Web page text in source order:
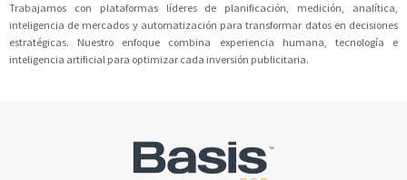
Trabajamos con plataformas líderes de planificación, medición, analítica,
inteligencia de mercados y automatización para transformar datos en decisiones
estratégicas. Nuestro enfoque combina experiencia humana, tecnología e
inteligencia artificial para optimizar cada inversión publicitaria.